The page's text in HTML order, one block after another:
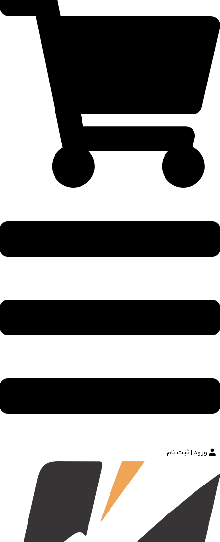
ورود | ثبت نام